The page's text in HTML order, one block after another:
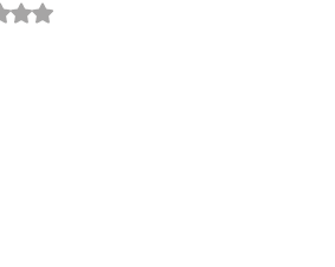
Avaliado com NaN de 5 estrelas.